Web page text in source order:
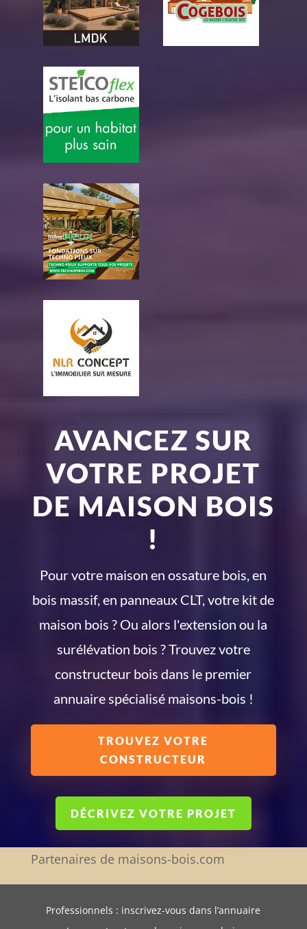
AVANCEZ SUR
VOTRE PROJET
DE MAISON BOIS
!
Pour votre maison en ossature bois, en
bois massif, en panneaux CLT, votre kit de
maison bois ? Ou alors l'extension ou la
surélévation bois ? Trouvez votre
constructeur bois dans le premier
annuaire spécialisé maisons-bois !
TROUVEZ VOTRE
CONSTRUCTEUR
DÉCRIVEZ VOTRE PROJET
Partenaires de maisons-bois.com
Professionnels : inscrivez-vous dans l’annuaire